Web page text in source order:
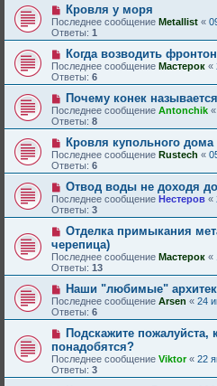
Кровля у моря
Последнее сообщение Metallist «
Ответы: 1
Когда возводить
Последнее сообщение Мастерок «
Ответы: 6
Почему конек
Последнее сообщение Antonchik «
Ответы: 8
Кровля купольного дома
Последнее сообщение Rustech «
Ответы: 6
Отвод воды не доходя
Последнее сообщение Нестеров «
Ответы: 3
Отделка примыкания
черепица)
Последнее сообщение Мастерок «
Ответы: 13
Наши "любимые"
Последнее сообщение Arsen « 24
Ответы: 6
Подскажите пожалуйста,
понадобятся?
Последнее сообщение Viktor« 22
Ответы: 3